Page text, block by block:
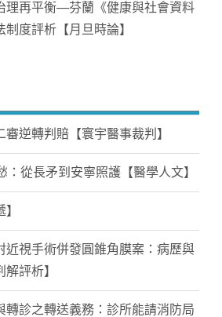
理再平衡—芬蘭《健康與社會資料
度評析【月旦時論】
逆轉判賠【寰宇醫事裁判】
：從長矛到安寧照護【醫學人文】
近視手術併發圓錐角膜案：病歷與
評析】
轉診之轉送義務：診所能請消防局